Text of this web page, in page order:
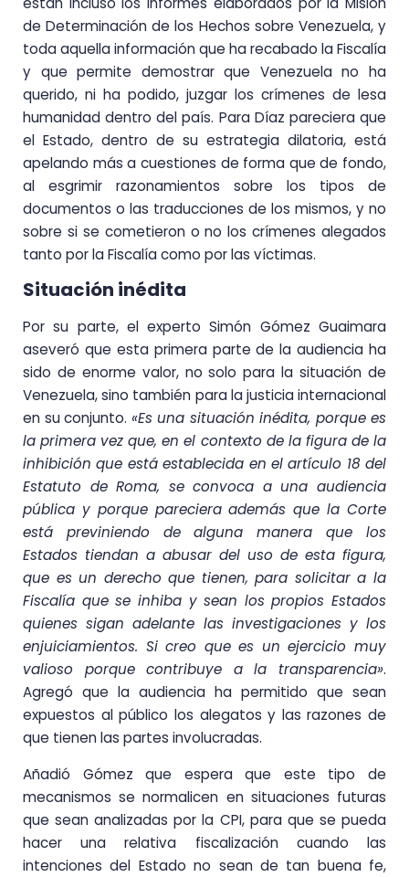
de Determinación de los Hechos sobre Venezuela, y
toda aquella información que ha recabado la Fiscalía
y que permite demostrar que Venezuela no ha
querido, ni ha podido, juzgar los crímenes de lesa
humanidad dentro del país. Para Díaz pareciera que
el Estado, dentro de su estrategia dilatoria, está
apelando más a cuestiones de forma que de fondo,
al esgrimir razonamientos sobre los tipos de
documentos o las traducciones de los mismos, y no
sobre si se cometieron o no los crímenes alegados
tanto por la Fiscalía como por las víctimas.
Situación inédita
Por su parte, el experto Simón Gómez Guaimara
aseveró que esta primera parte de la audiencia ha
sido de enorme valor, no solo para la situación de
Venezuela, sino también para la justicia internacional
en su conjunto. «Es una situación inédita, porque es
la primera vez que, en el contexto de la figura de la
inhibición que está establecida en el artículo 18 del
Estatuto de Roma, se convoca a una audiencia
pública y porque pareciera además que la Corte
está previniendo de alguna manera que los
Estados tiendan a abusar del uso de esta figura,
que es un derecho que tienen, para solicitar a la
Fiscalía que se inhiba y sean los propios Estados
quienes sigan adelante las investigaciones y los
enjuiciamientos. Si creo que es un ejercicio muy
valioso porque contribuye a la transparencia».
Agregó que la audiencia ha permitido que sean
expuestos al público los alegatos y las razones de
que tienen las partes involucradas.
Añadió Gómez que espera que este tipo de
mecanismos se normalicen en situaciones futuras
que sean analizadas por la CPI, para que se pueda
hacer una relativa fiscalización cuando las
intenciones del Estado no sean de tan buena fe,